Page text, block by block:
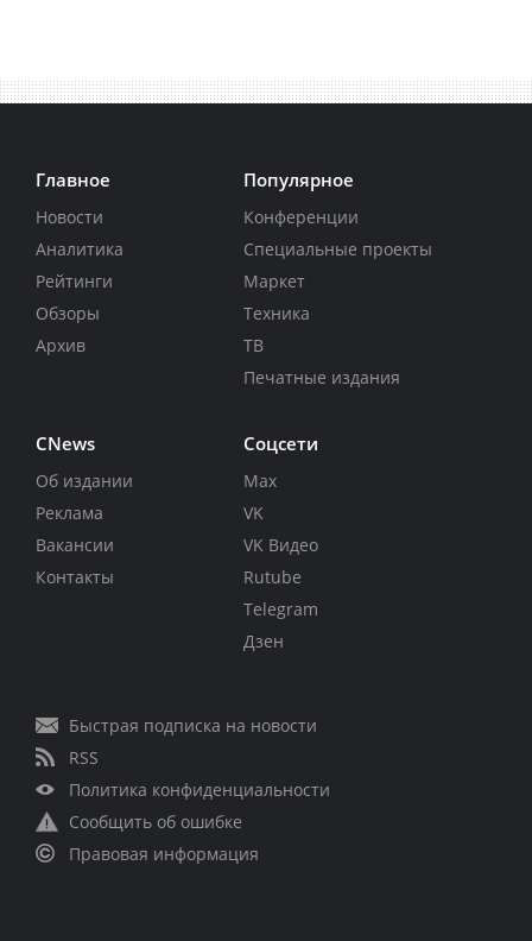
Главное
Новости
Аналитика
Рейтинги
Обзоры
Архив
Популярное
Конференции
Специальные проекты
Маркет
Техника
ТВ
Печатные издания
CNews
Об издании
Реклама
Вакансии
Контакты
Соцсети
Max
VK
VK Видео
Rutube
Telegram
Дзен
Быстрая подписка на новости
RSS
Политика конфиденциальности
Сообщить об ошибке
Правовая информация